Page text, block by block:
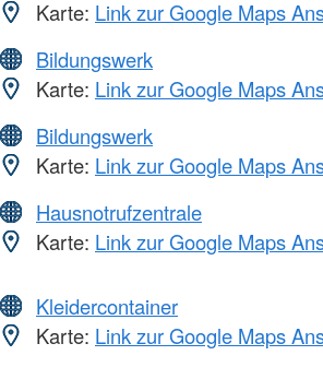
Karte: Link zur Google Maps
Bildungswerk
Karte: Link zur Google Maps
Bildungswerk
Karte: Link zur Google Maps
Hausnotrufzentrale
Karte: Link zur Google Maps
Kleidercontainer
Karte: Link zur Google Maps